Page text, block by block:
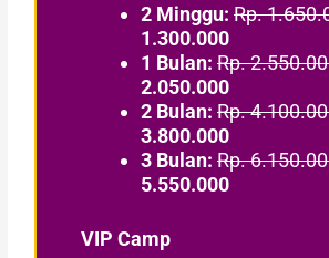
2 Minggu: Rp.
1.300.000
1 Bulan: Rp.
2.050.000
2 Bulan: Rp.
3.800.000
3 Bulan: Rp.
5.550.000
VIP Camp